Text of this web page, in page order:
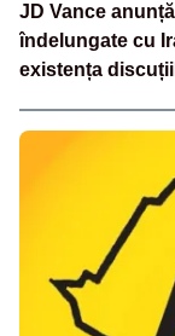
JD Vance
îndelungate cu
existența